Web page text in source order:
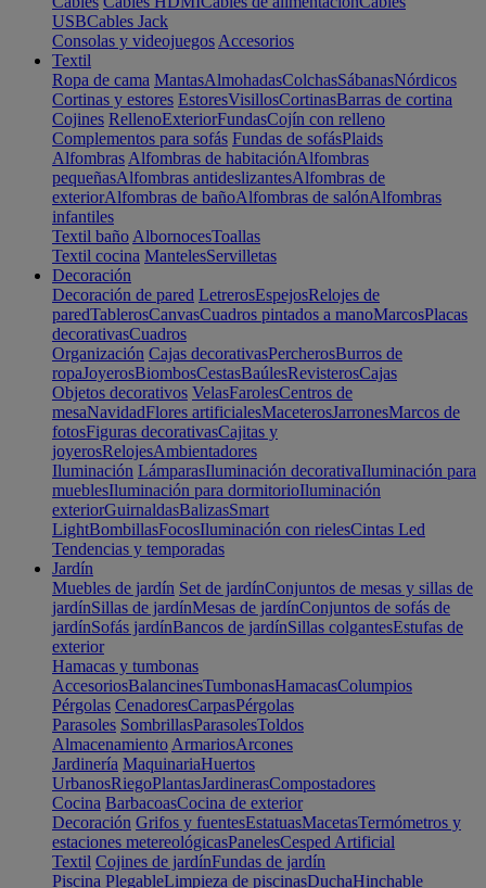
USBCables Jack
Consolas y videojuegos Accesorios
Textil
Ropa de cama MantasAlmohadasColchasSábanasNórdicos
Cortinas y estores EstoresVisillosCortinasBarras de cortina
Cojines RellenoExteriorFundasCojín con relleno
Complementos para sofás Fundas de sofásPlaids
Alfombras Alfombras de habitaciónAlfombras
pequeñasAlfombras antideslizantesAlfombras de
exteriorAlfombras de bañoAlfombras de salónAlfombras
infantiles
Textil baño AlbornocesToallas
Textil cocina MantelesServilletas
Decoración
Decoración de pared LetrerosEspejosRelojes de
paredTablerosCanvasCuadros pintados a manoMarcosPlacas
decorativasCuadros
Organización Cajas decorativasPercherosBurros de
ropaJoyerosBiombosCestasBaúlesRevisterosCajas
Objetos decorativos VelasFarolesCentros de
mesaNavidadFlores artificialesMaceterosJarronesMarcos de
fotosFiguras decorativasCajitas y
joyerosRelojesAmbientadores
Iluminación LámparasIluminación decorativaIluminación para
mueblesIluminación para dormitorioIluminación
exteriorGuirnaldasBalizasSmart
LightBombillasFocosIluminación con rielesCintas Led
Tendencias y temporadas
Jardín
Muebles de jardín Set de jardínConjuntos de mesas y sillas de
jardínSillas de jardínMesas de jardínConjuntos de sofás de
jardínSofás jardínBancos de jardínSillas colgantesEstufas de
exterior
Hamacas y tumbonas
AccesoriosBalancinesTumbonasHamacasColumpios
Pérgolas CenadoresCarpasPérgolas
Parasoles SombrillasParasolesToldos
Almacenamiento ArmariosArcones
Jardinería MaquinariaHuertos
UrbanosRiegoPlantasJardinerasCompostadores
Cocina BarbacoasCocina de exterior
Decoración Grifos y fuentesEstatuasMacetasTermómetros y
estaciones metereológicasPanelesCesped Artificial
Textil Cojines de jardínFundas de jardín
Piscina PlegableLimpieza de piscinasDuchaHinchable